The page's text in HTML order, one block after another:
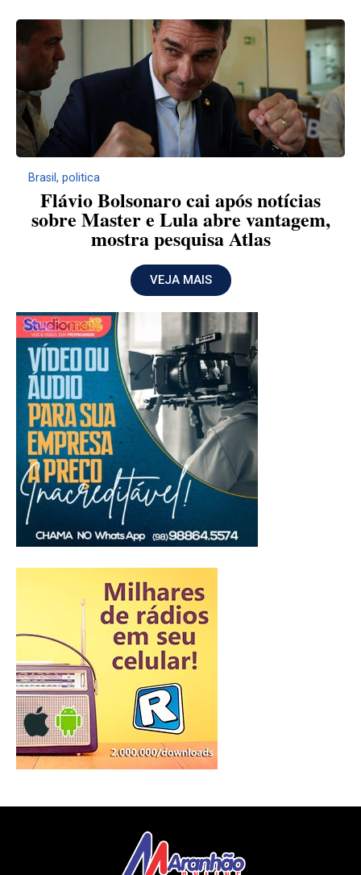
Brasil , politica
Flávio Bolsonaro cai após notícias
sobre Master e Lula abre vantagem,
mostra pesquisa Atlas
VEJA MAIS